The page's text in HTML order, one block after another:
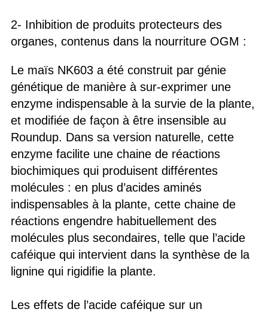
2- Inhibition de produits protecteurs des
organes, contenus dans la nourriture OGM :
Le maïs NK603 a été construit par génie
génétique de manière à sur-exprimer une
enzyme indispensable à la survie de la plante,
et modifiée de façon à être insensible au
Roundup. Dans sa version naturelle, cette
enzyme facilite une chaine de réactions
biochimiques qui produisent différentes
molécules : en plus d’acides aminés
indispensables à la plante, cette chaine de
réactions engendre habituellement des
molécules plus secondaires, telle que l’acide
caféique qui intervient dans la synthèse de la
lignine qui rigidifie la plante.
Les effets de l’acide caféique sur un